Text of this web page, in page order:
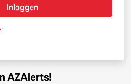
Inloggen
AZAlerts!